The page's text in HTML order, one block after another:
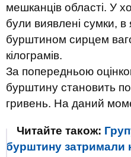
мешканців області. У
були виявлені сумки, в
бурштином сирцем
кілограмів.
За попередньою
бурштину становить
гривень. На даний
Читайте також:
бурштину затримали